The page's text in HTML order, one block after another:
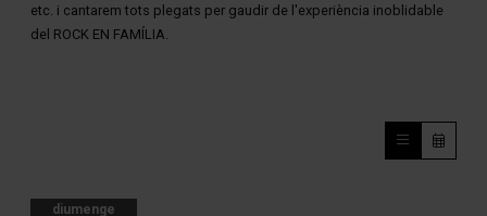
etc. i cantarem tots plegats per gaudir de l'experiència inoblidable
del ROCK EN FAMÍLIA.
diumenge